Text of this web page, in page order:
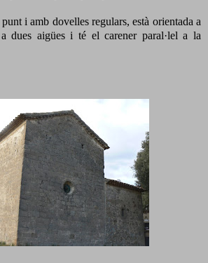
i amb dovelles regulars, està orientada a
dues aigües i té el carener paral·lel a la